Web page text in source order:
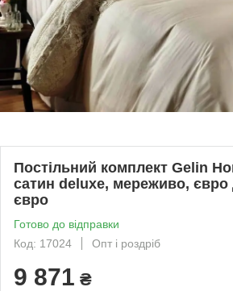
Постільний комплект Gelin
сатин deluxe, мереживо,
євро
Готово до відправки
Код: 17024
Опт і роздріб
9 871 ₴